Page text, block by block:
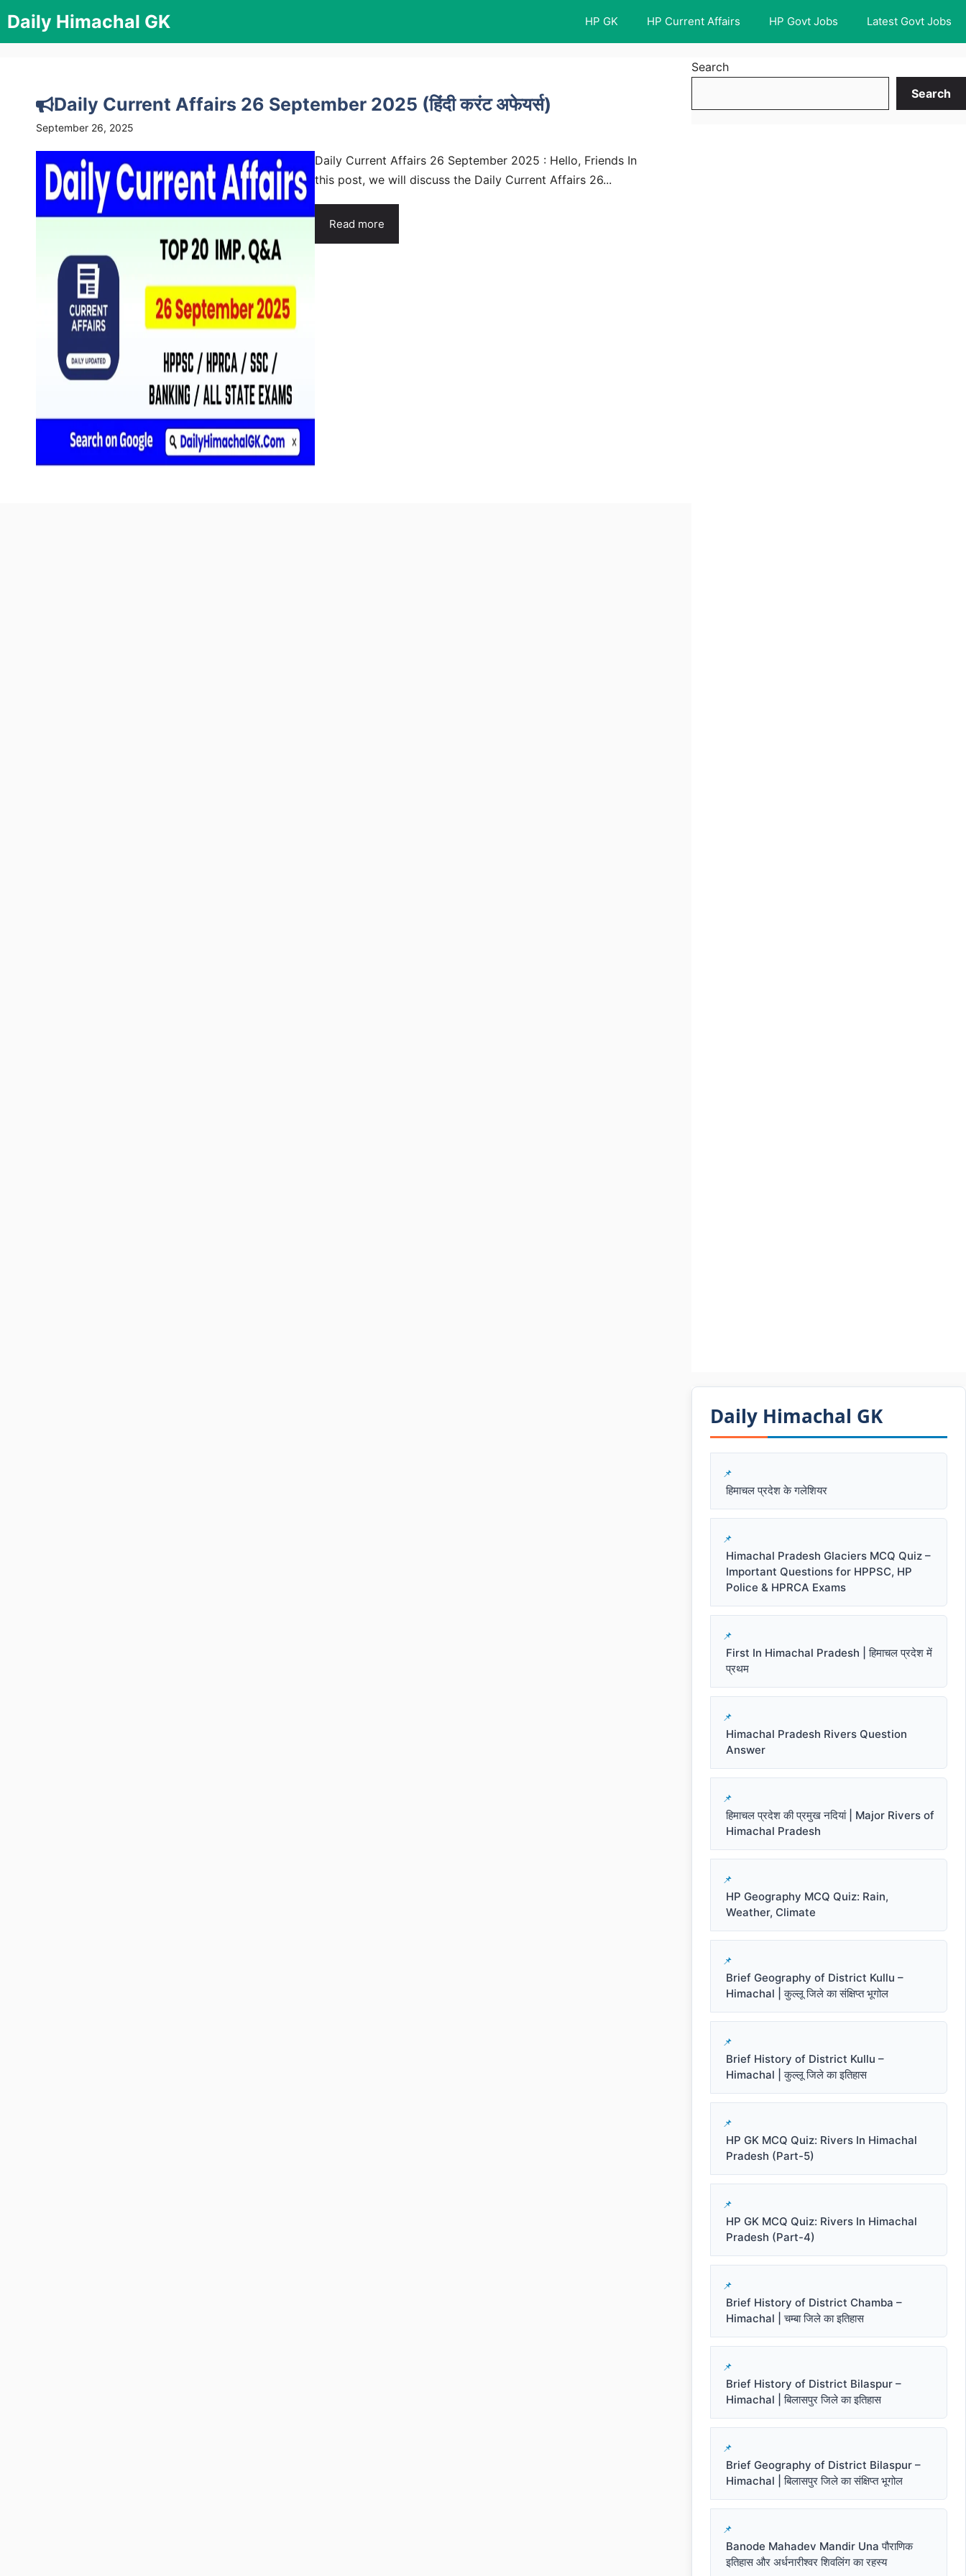
to
content
Daily Himachal GK HP GK HP Current Affairs HP Govt Jobs Latest Govt Jobs
Daily Current Affairs 26 September 2025 (हिंदी करंट अफेयर्स)
September 26, 2025
Daily Current Affairs 26 September 2025 : Hello, Friends In
this post, we will discuss the Daily Current Affairs 26...
Read more
Search
Search
Daily Himachal GK​​
हिमाचल प्रदेश के गलेशियर
Himachal Pradesh Glaciers MCQ Quiz –
Important Questions for HPPSC, HP
Police & HPRCA Exams
First In Himachal Pradesh | हिमाचल प्रदेश में
प्रथम
Himachal Pradesh Rivers Question
Answer
हिमाचल प्रदेश की प्रमुख नदियां | Major Rivers of
Himachal Pradesh
HP Geography MCQ Quiz: Rain,
Weather, Climate
Brief Geography of District Kullu –
Himachal | कुल्लू जिले का संक्षिप्त भूगोल
Brief History of District Kullu –
Himachal | कुल्लू जिले का इतिहास
HP GK MCQ Quiz: Rivers In Himachal
Pradesh (Part-5)
HP GK MCQ Quiz: Rivers In Himachal
Pradesh (Part-4)
Brief History of District Chamba –
Himachal | चम्बा जिले का इतिहास
Brief History of District Bilaspur –
Himachal | बिलासपुर जिले का इतिहास
Brief Geography of District Bilaspur –
Himachal | बिलासपुर जिले का संक्षिप्त भूगोल
Banode Mahadev Mandir Una पौराणिक
इतिहास और अर्धनारीश्वर शिवलिंग का रहस्य